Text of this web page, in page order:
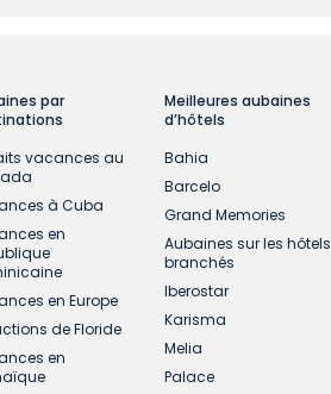
par
vacances au
à Cuba
en
en Europe
de Floride
en
Meilleures aubaines
d’hôtels
Bahia
Barcelo
Grand Memories
Aubaines sur les hôtels
branchés
Iberostar
Karisma
Melia
Palace